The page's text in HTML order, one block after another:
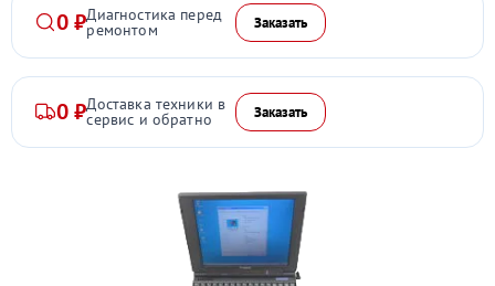
0 ₽Диагностика перед
ремонтом Заказать
0 ₽Доставка техники в
сервис и обратно Заказать